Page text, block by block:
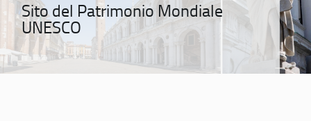
Sito del Patrimonio Mondiale
UNESCO